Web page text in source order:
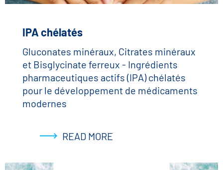
IPA chélatés
Gluconates minéraux, Citrates minéraux
et Bisglycinate ferreux - Ingrédients
pharmaceutiques actifs (IPA) chélatés
pour le développement de médicaments
modernes
READ MORE